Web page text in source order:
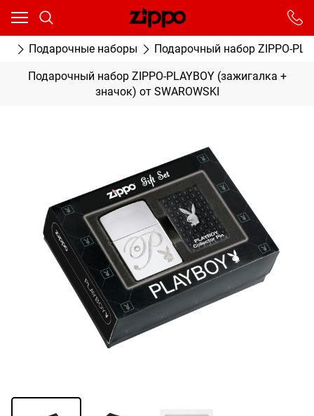
Подарочные наборы Подарочный набор ZIPPO-
Подарочный набор ZIPPO-PLAYBOY (зажигалка +
значок) от SWAROWSKI
Ваш город - Москва,
От выбранного города зависят сроки доставки